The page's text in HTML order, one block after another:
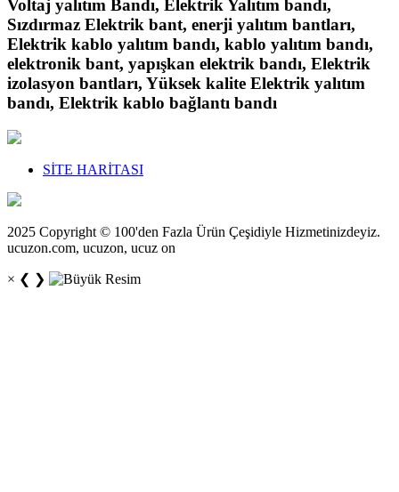
Voltaj yalıtım Bandı, Elektrik Yalıtım bandı,
Sızdırmaz Elektrik bant, enerji yalıtım bantları,
Elektrik kablo yalıtım bandı, kablo yalıtım bandı,
elektronik bant, yapışkan elektrik bandı, Elektrik
izolasyon bantları, Yüksek kalite Elektrik yalıtım
bandı, Elektrik kablo bağlantı bandı
SİTE HARİTASI
2025 Copyright © 100'den Fazla Ürün Çeşidiyle Hizmetinizdeyiz.
ucuzon.com, ucuzon, ucuz on
× ❮ ❯